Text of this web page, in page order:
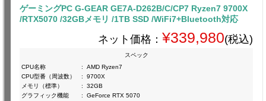
ゲーミングPC G-GEAR GE7A-D262B/C/CP7 Ryzen7 9700X
/RTX5070 /32GBメモリ /1TB SSD /WiFi7+Bluetooth対応
ネット価格： ¥339,980(税込)
スペック
CPU名称
:
AMD Ryzen7
CPU型番（周波数）
:
9700X
メモリ（標準）
:
32GB
グラフィック機能
:
GeForce RTX 5070